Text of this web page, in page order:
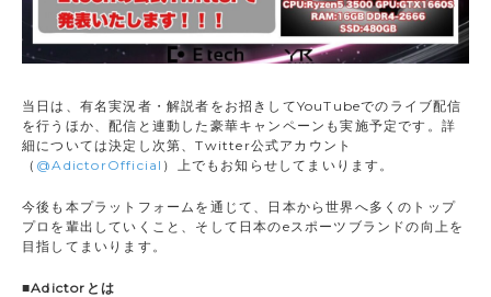
当日は、有名実況者・解説者をお招きしてYouTubeでのライブ配信
を行うほか、配信と連動した豪華キャンペーンも実施予定です。詳
細については決定し次第、Twitter公式アカウント
（ @AdictorOfficial ）上でもお知らせしてまいります。
今後も本プラットフォームを通じて、日本から世界へ多くのトップ
プロを輩出していくこと、そして日本のeスポーツブランドの向上を
目指してまいります。
■Adictorとは